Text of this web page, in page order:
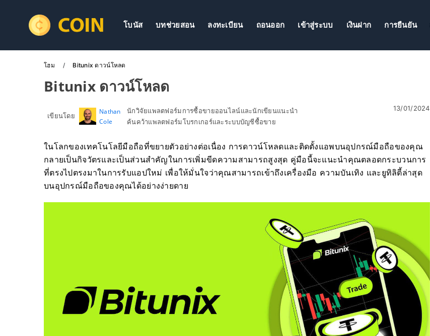
โบนัส บทช่วยสอน ลงทะเบียน ถอนออก เข้าสู่ระบบ เงินฝาก การยืนยัน
โฮม Bitunix ดาวน์โหลด
Bitunix ดาวน์โหลด
เขียนโดย
Nathan
Cole
นักวิจัยแพลตฟอร์มการซื้อขายออนไลน์และนักเขียนแนะนำ
ค้นคว้าแพลตฟอร์มโบรกเกอร์และระบบบัญชีซื้อขาย
13/01/2024
ในโลกของเทคโนโลยีมือถือที่ขยายตัวอย่างต่อเนื่อง การดาวน์โหลดและติดตั้งแอพบนอุปกรณ์มือถือของคุณ
กลายเป็นกิจวัตรและเป็นส่วนสำคัญในการเพิ่มขีดความสามารถสูงสุด คู่มือนี้จะแนะนำคุณตลอดกระบวนการ
ที่ตรงไปตรงมาในการรับแอปใหม่ เพื่อให้มั่นใจว่าคุณสามารถเข้าถึงเครื่องมือ ความบันเทิง และยูทิลิตี้ล่าสุด
บนอุปกรณ์มือถือของคุณได้อย่างง่ายดาย